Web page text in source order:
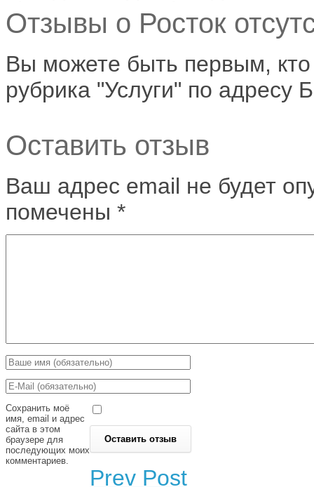
Отзывы о Росток
Вы можете быть первым,
рубрика "Услуги" по адресу
Оставить отзыв
Ваш адрес email не будет
помечены *
Сохранить моё
имя, email и адрес
сайта в этом
браузере для
последующих моих
комментариев.
Prev Post